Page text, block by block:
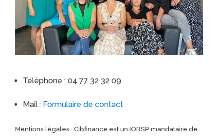
Téléphone : 04 77 32 32 09
Mail : Formulaire de contact
Mentions légales : Cibfinance est un IOBSP mandataire de